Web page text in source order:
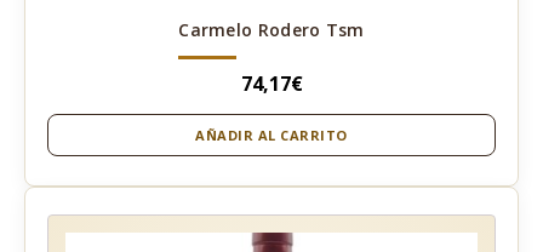
Carmelo Rodero Tsm
74,17€
AÑADIR AL CARRITO